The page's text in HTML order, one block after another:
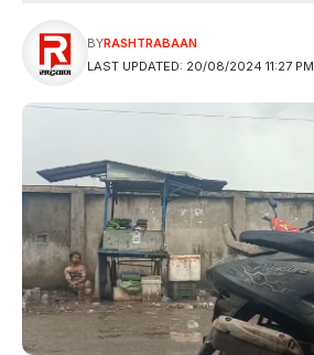
LAST UPDATED: 20/08/2024 11:27 PM
BYRASHTRABAAN